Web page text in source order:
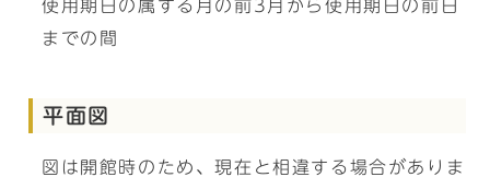
使用期日の属する月の前3月から使用期日の前日
までの間
平面図
図は開館時のため、現在と相違する場合がありま